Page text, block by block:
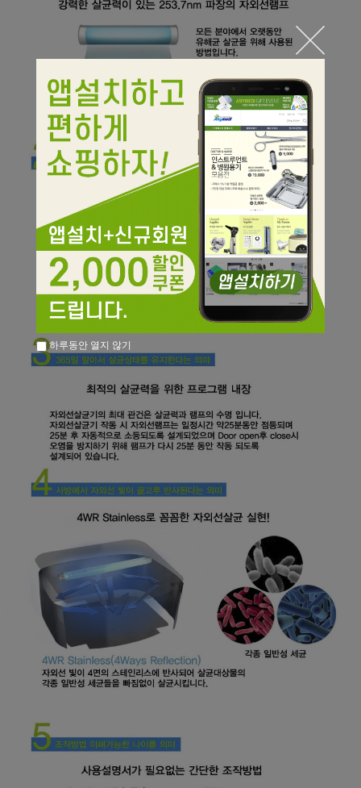
하루동안 열지 않기